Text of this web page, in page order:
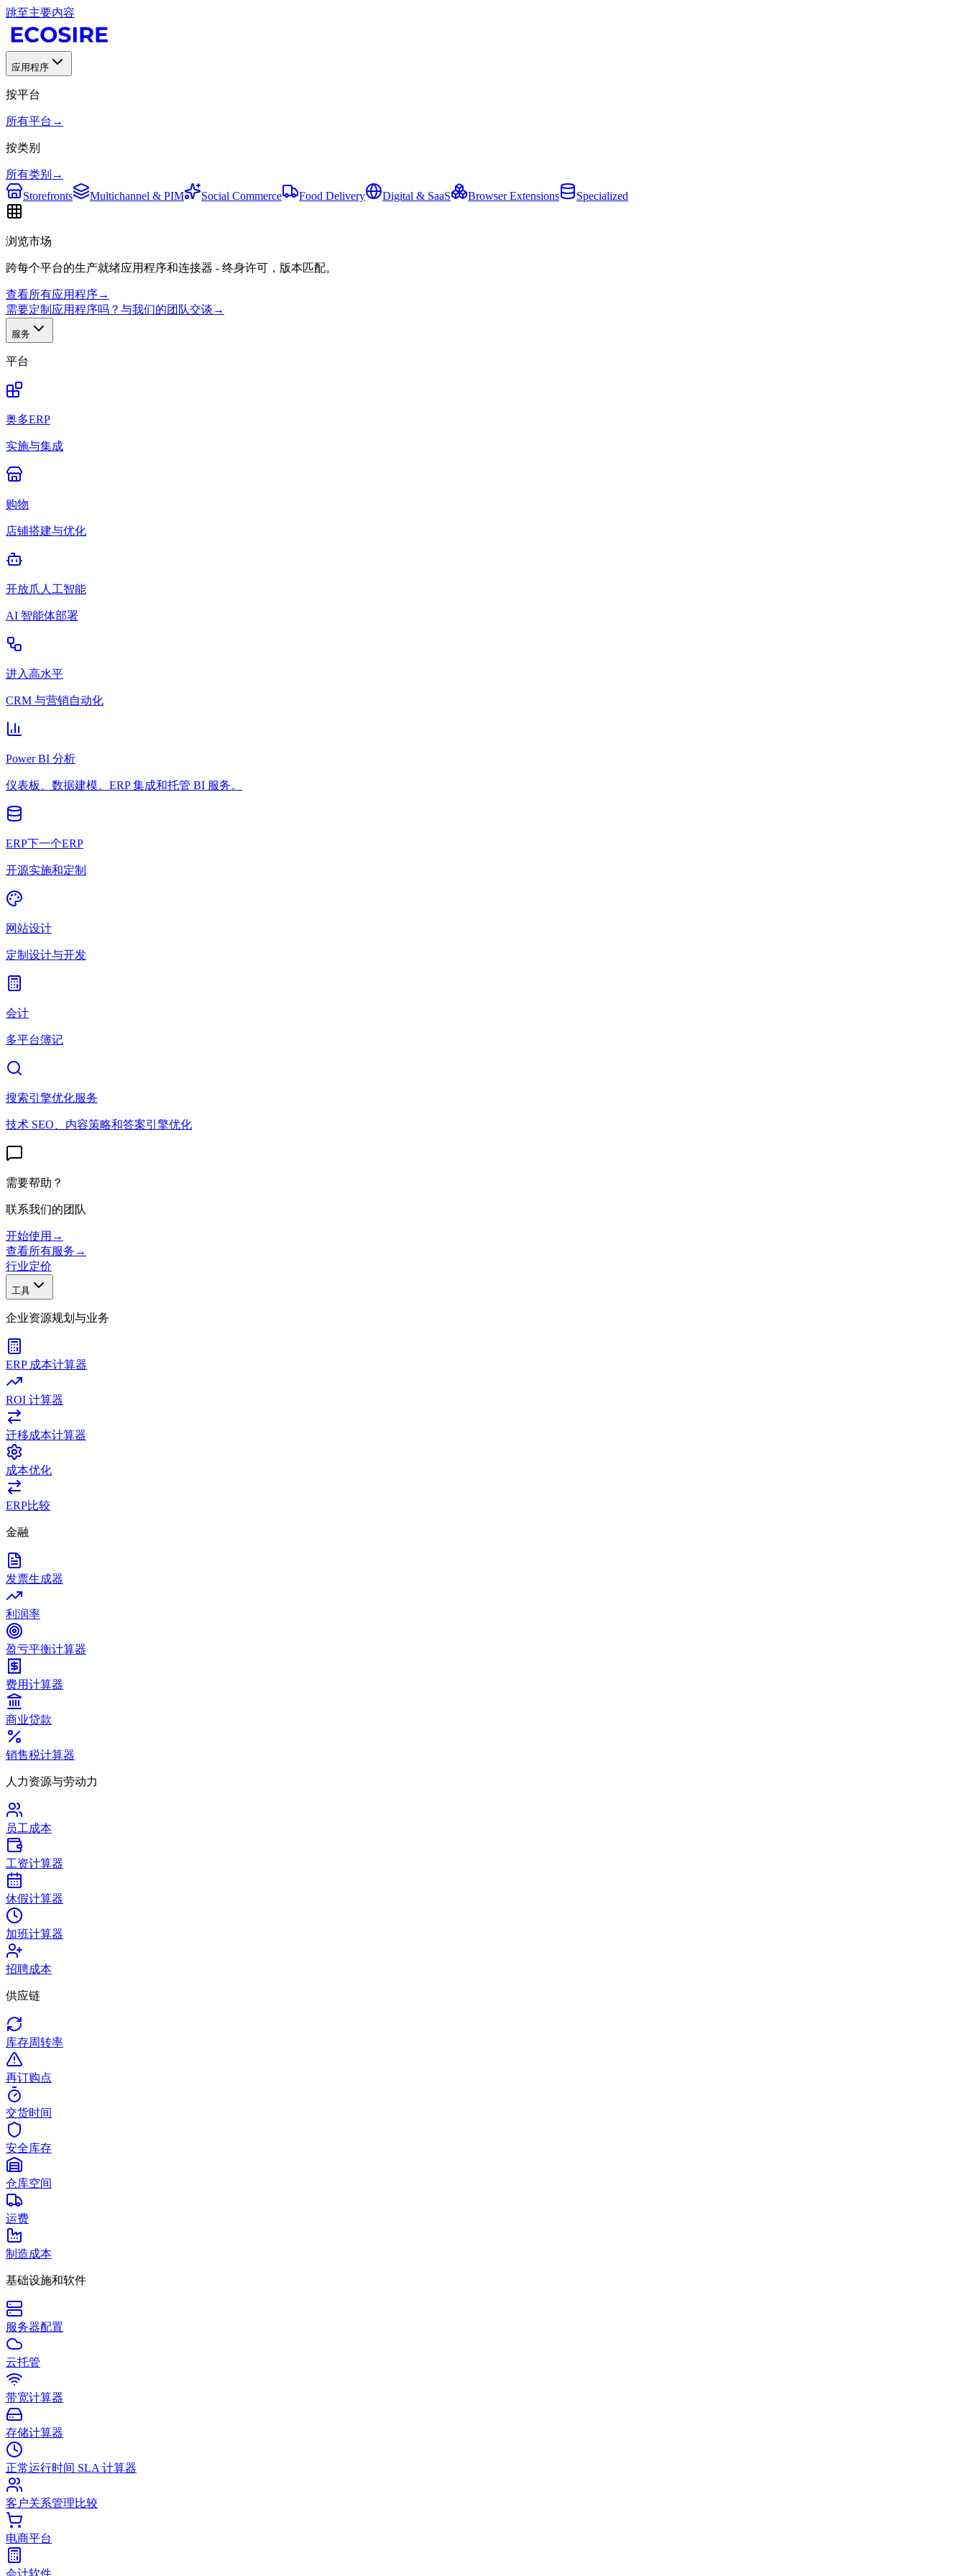
跳至主要内容
应用程序
按平台
所有平台 →
按类别
所有类别 →
Storefronts
Multichannel & PIM Social Commerce Food Delivery Digital & SaaS Browser Extensions Specialized
浏览市场
跨每个平台的生产就绪应用程序和连接器 - 终身许可，版本匹配。
查看所有应用程序→
需要定制应用程序吗？与我们的团队交谈 →
服务
平台
奥多ERP
实施与集成
购物
店铺搭建与优化
开放爪人工智能
AI 智能体部署
进入高水平
CRM 与营销自动化
Power BI 分析
仪表板、数据建模、ERP 集成和托管 BI 服务。
ERP下一个ERP
开源实施和定制
网站设计
定制设计与开发
会计
多平台簿记
搜索引擎优化服务
技术 SEO、内容策略和答案引擎优化
需要帮助？
联系我们的团队
开始使用 →
查看所有服务 →
行业定价
工具
企业资源规划与业务
ERP 成本计算器
ROI 计算器
迁移成本计算器
成本优化
ERP比较
金融
发票生成器
利润率
盈亏平衡计算器
费用计算器
商业贷款
销售税计算器
人力资源与劳动力
员工成本
工资计算器
休假计算器
加班计算器
招聘成本
供应链
库存周转率
再订购点
交货时间
安全库存
仓库空间
运费
制造成本
基础设施和软件
服务器配置
云托管
带宽计算器
存储计算器
正常运行时间 SLA 计算器
客户关系管理比较
电商平台
会计软件